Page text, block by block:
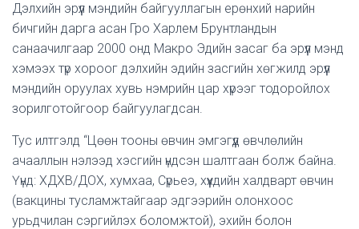
Дэлхийн эрүүл мэндийн байгууллагын ерөнхий нарийн
бичгийн дарга асан Гро Харлем Брунтландын
санаачилгаар 2000 онд Макро Эдийн засаг ба эрүүл мэнд
хэмээх түр хороог дэлхийн эдийн засгийн хөгжилд эрүүл
мэндийн оруулах хувь нэмрийн цар хүрээг тодоройлох
зорилготойгоор байгуулагдсан.
Тус илтгэлд “Цөөн тооны өвчин эмгэгүүд өвчлөлийн
ачааллын нэлээд хэсгийн үндсэн шалтгаан болж байна.
Үүнд: ХДХВ/ДОХ, хумхаа, Сүрьеэ, хүүхдийн халдварт өвчин
(вакцины тусламжтайгаар эдгээрийн олонхоос
урьдчилан сэргийлэх боломжтой), эхийн болон